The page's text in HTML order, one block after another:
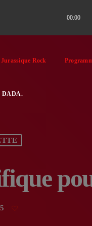
00:00
Jurassique Rock
DADA.